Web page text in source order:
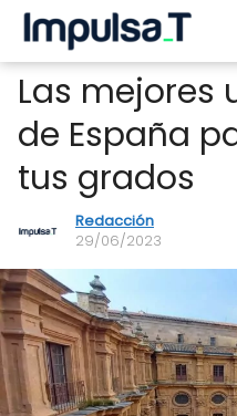
Las mejores
de España
tus grados
Redacción
29/06/2023